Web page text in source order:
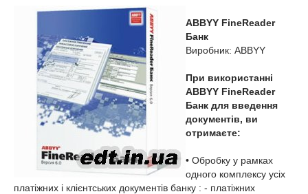
ABBYY FineReader
Банк
Виробник: ABBYY
При використанні
ABBYY FineReader
Банк для введення
документів, ви
отримаєте:
• Обробку у рамках
одного комплексу усіх
платіжних і клієнтських документів банку : - платіжних